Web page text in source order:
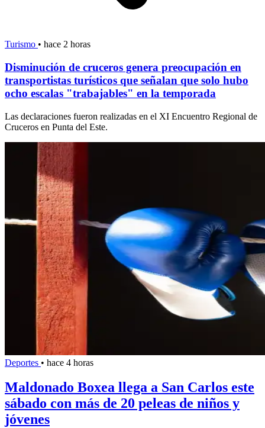
Turismo • hace 2 horas
Disminución de cruceros genera preocupación en
transportistas turísticos que señalan que solo hubo
ocho escalas "trabajables" en la temporada
Las declaraciones fueron realizadas en el XI Encuentro Regional de
Cruceros en Punta del Este.
Deportes • hace 4 horas
Maldonado Boxea llega a San Carlos este
sábado con más de 20 peleas de niños y
jóvenes